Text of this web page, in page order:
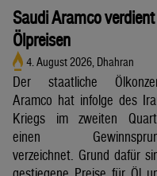
Saudi Aramco
Ölpreisen
4. August 2026, Dhahran
Der staatliche
Aramco hat infolge des
Kriegs im zweiten
einen
verzeichnet. Grund dafür